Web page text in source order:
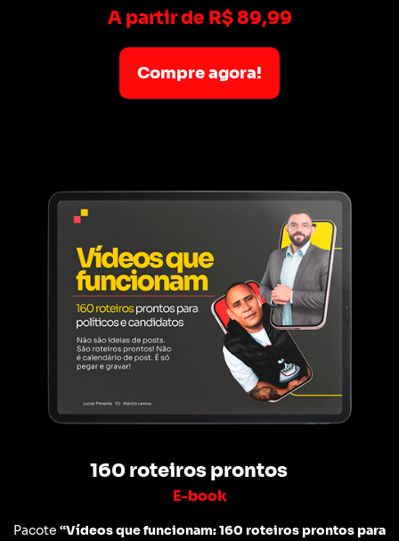
A partir de R$ 89,99
Compre agora!
160 roteiros prontos
E-book
Pacote “Vídeos que funcionam: 160 roteiros prontos para